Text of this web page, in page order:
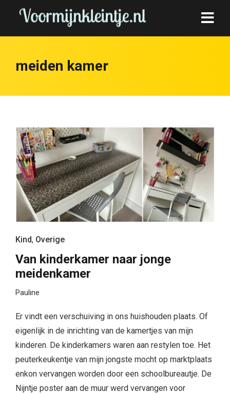
meiden kamer
Kind, Overige
Van kinderkamer naar jonge
meidenkamer
Pauline
Er vindt een verschuiving in ons huishouden plaats. Of
eigenlijk in de inrichting van de kamertjes van mijn
kinderen. De kinderkamers waren aan restylen toe. Het
peuterkeukentje van mijn jongste mocht op marktplaats
enkon vervangen worden door een schoolbureautje. De
Nijntje poster aan de muur werd vervangen voor